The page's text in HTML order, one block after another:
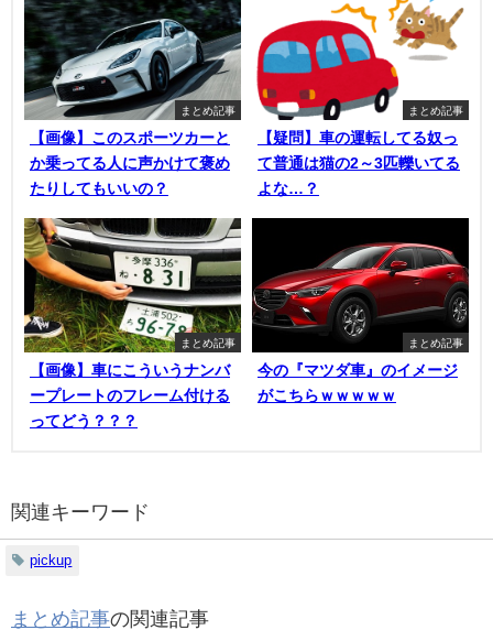
まとめ記事
【画像】このスポーツカーと
か乗ってる人に声かけて褒め
たりしてもいいの？
まとめ記事
【疑問】車の運転してる奴っ
て普通は猫の2～3匹轢いてる
よな…？
まとめ記事
【画像】車にこういうナンバ
ープレートのフレーム付ける
ってどう？？？
まとめ記事
今の『マツダ車』のイメージ
がこちらｗｗｗｗｗ
関連キーワード
pickup
まとめ記事の関連記事